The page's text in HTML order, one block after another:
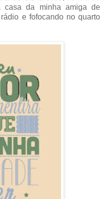
da minha amiga de
e fofocando no quarto